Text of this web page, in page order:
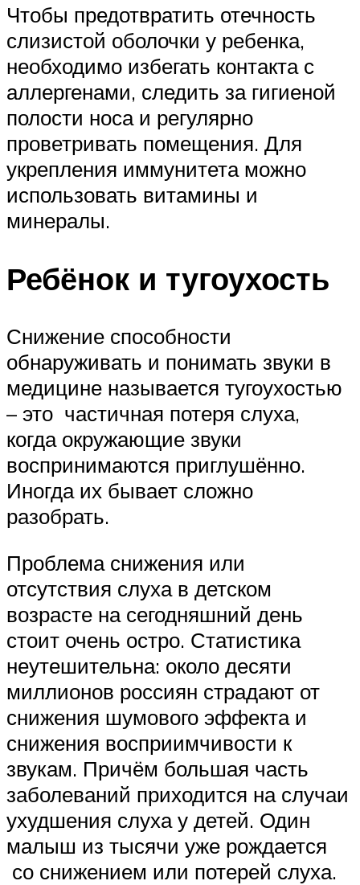
Чтобы предотвратить отечность
слизистой оболочки у ребенка,
необходимо избегать контакта с
аллергенами, следить за гигиеной
полости носа и регулярно
проветривать помещения. Для
укрепления иммунитета можно
использовать витамины и
минералы.
Ребёнок и тугоухость
Снижение способности
обнаруживать и понимать звуки в
медицине называется тугоухостью
– это частичная потеря слуха,
когда окружающие звуки
воспринимаются приглушённо.
Иногда их бывает сложно
разобрать.
Проблема снижения или
отсутствия слуха в детском
возрасте на сегодняшний день
стоит очень остро. Статистика
неутешительна: около десяти
миллионов россиян страдают от
снижения шумового эффекта и
снижения восприимчивости к
звукам. Причём большая часть
заболеваний приходится на случаи
ухудшения слуха у детей. Один
малыш из тысячи уже рождается
со снижением или потерей слуха.